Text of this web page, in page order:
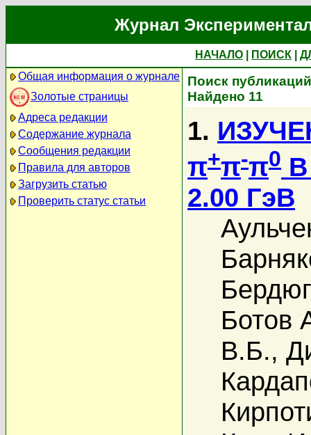
Журнал
НАЧАЛО ПОИСК
Общая информация о журнале
Золотые страницы
Адреса редакции
Содержание журнала
Сообщения редакции
Правила для авторов
Загрузить статью
Проверить статус статьи
Поиск
Найдено 11
1.
π+π-π0
2.00 ГэВ
Ботов
В.Б.,